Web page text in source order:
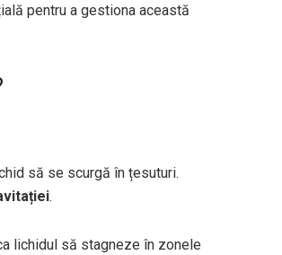
pentru a gestiona această
să se scurgă în țesuturi.
.
lichidul să stagneze în zonele